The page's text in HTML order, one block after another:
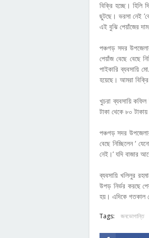
বিক্রি হচ্ছে। হিলি
ছুটছে। ভরসা নেই
এই বুঝি পেয়াঁজের
পঞ্চগড় সদর
পেয়াঁজ বেছে বেছে
পাইকারি ব্যবসায়ি
হয়েছে। আমরা
খুচরা ব্যবসায়ি
টাকা থেকে ৮০
পঞ্চগড় সদর
বেছে নিচ্ছিলেন ‘
নেই।’ যদি বাজার
ব্যবসায়ি খলিলুর
উপড় নির্ভর করছে
হয়। এদিকে গতকাল
Tags: জনভোগান্তি